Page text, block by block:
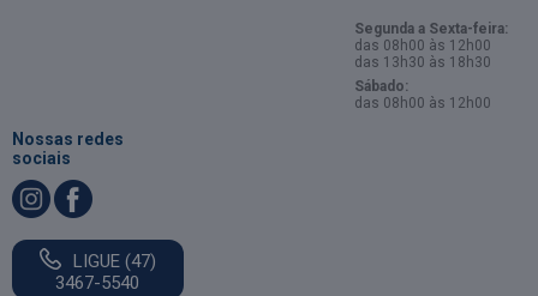
Segunda a Sexta-feira:
das 08h00 às 12h00
das 13h30 às 18h30
Sábado:
das 08h00 às 12h00
Nossas redes
sociais
LIGUE (47)
3467-5540